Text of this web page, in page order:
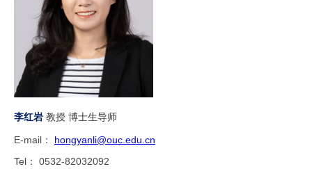
李红岩 教授 博士生导师
E-mail： hongyanli@ouc.edu.cn
Tel： 0532-82032092